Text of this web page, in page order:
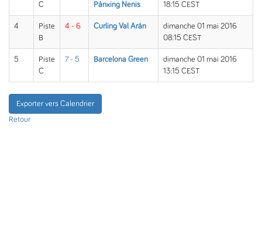
C
Pànxing Nenis
18:15 CEST
4
Piste
B
4 - 6 Curling Val Arán
dimanche 01 mai 2016
08:15 CEST
5
Piste
C
7 - 5 Barcelona Green
dimanche 01 mai 2016
13:15 CEST
Exporter vers Calendrier
Retour